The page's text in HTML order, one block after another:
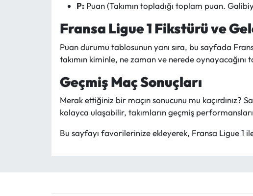
P: Puan (Takımın topladığı toplam puan.
Fransa Ligue 1 Fikstürü ve
Puan durumu tablosunun yanı sıra, bu sayfada
takımın kiminle, ne zaman ve nerede
Geçmiş Maç Sonuçları
Merak ettiğiniz bir maçın sonucunu mu
kolayca ulaşabilir, takımların geçmiş
Bu sayfayı favorilerinize ekleyerek, Fransa Ligue 1